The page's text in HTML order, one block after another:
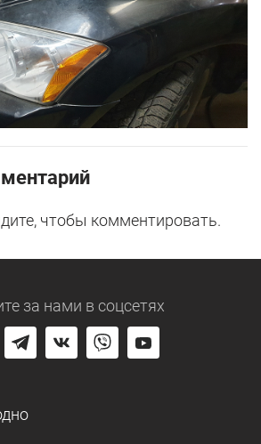
чтобы комментировать.
за нами в соцсетях